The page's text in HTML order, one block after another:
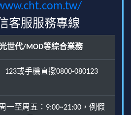
客服服務專線
世代/MOD等綜合業務
123或手機直撥0800-080123
一至周五：9:00~21:00，例假